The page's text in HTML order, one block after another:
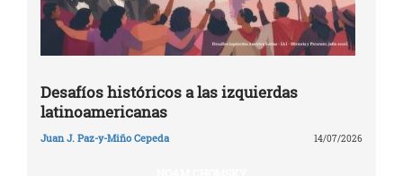
Desafíos históricos a las izquierdas
latinoamericanas
Juan J. Paz-y-Miño Cepeda 14/07/2026